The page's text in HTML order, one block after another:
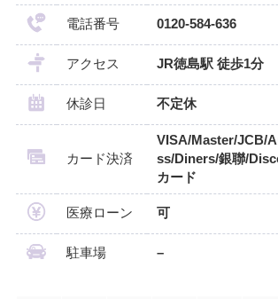
電話番号 0120-584-636
アクセス JR徳島駅 徒歩1分
休診日 不定休
カード決済
VISA/Master/JCB/
ss/Diners/銀聯/
カード
医療ローン 可
駐車場 –